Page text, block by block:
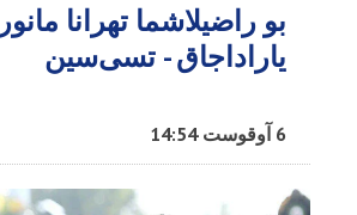
بو راضیلاشما تهرانا
یاراداجاق - تسی‌سین
6 آوقوست 14:54